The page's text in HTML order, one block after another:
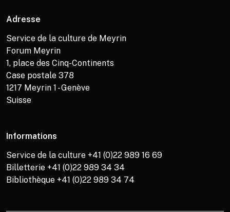
Adresse
Service de la culture de Meyrin
Forum Meyrin
1, place des Cinq-Continents
Case postale 378
1217 Meyrin 1 - Genève
Suisse
Informations
Service de la culture +41 (0)22 989 16 69
Billetterie +41 (0)22 989 34 34
Bibliothèque +41 (0)22 989 34 74